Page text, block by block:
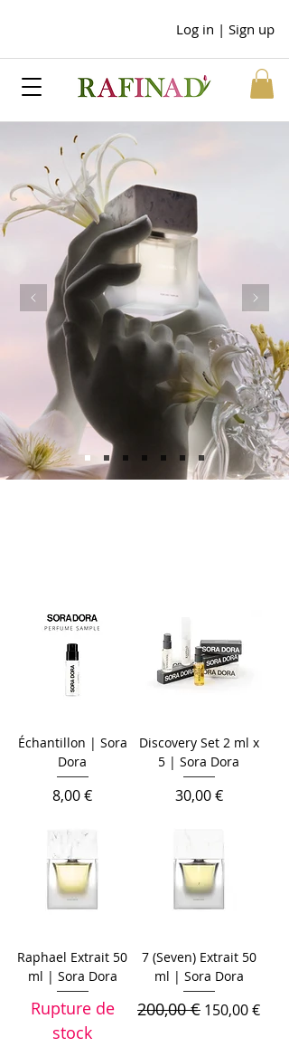
Log in | Sign up
Échantillon | Sora
Dora
Prix
8,00 €
Discovery Set 2 ml x
5 | Sora Dora
Prix
30,00 €
Raphael Extrait 50
ml | Sora Dora
Rupture de
stock
7 (Seven) Extrait 50
ml | Sora Dora
Prix original
200,00 € Prix
150,00 €